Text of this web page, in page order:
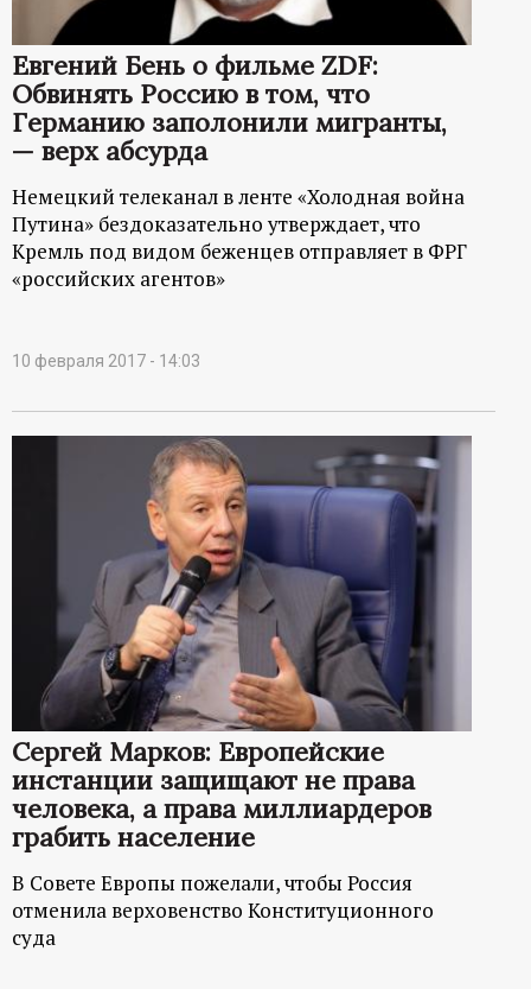
Евгений Бень о фильме ZDF:
Обвинять Россию в том, что
Германию заполонили мигранты,
— верх абсурда
Немецкий телеканал в ленте «Холодная война
Путина» бездоказательно утверждает, что
Кремль под видом беженцев отправляет в ФРГ
«российских агентов»
10 февраля 2017 - 14:03
Сергей Марков: Европейские
инстанции защищают не права
человека, а права миллиардеров
грабить население
В Совете Европы пожелали, чтобы Россия
отменила верховенство Конституционного
суда